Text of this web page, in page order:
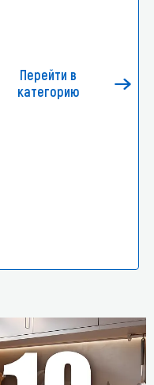
Перейти в
категорию